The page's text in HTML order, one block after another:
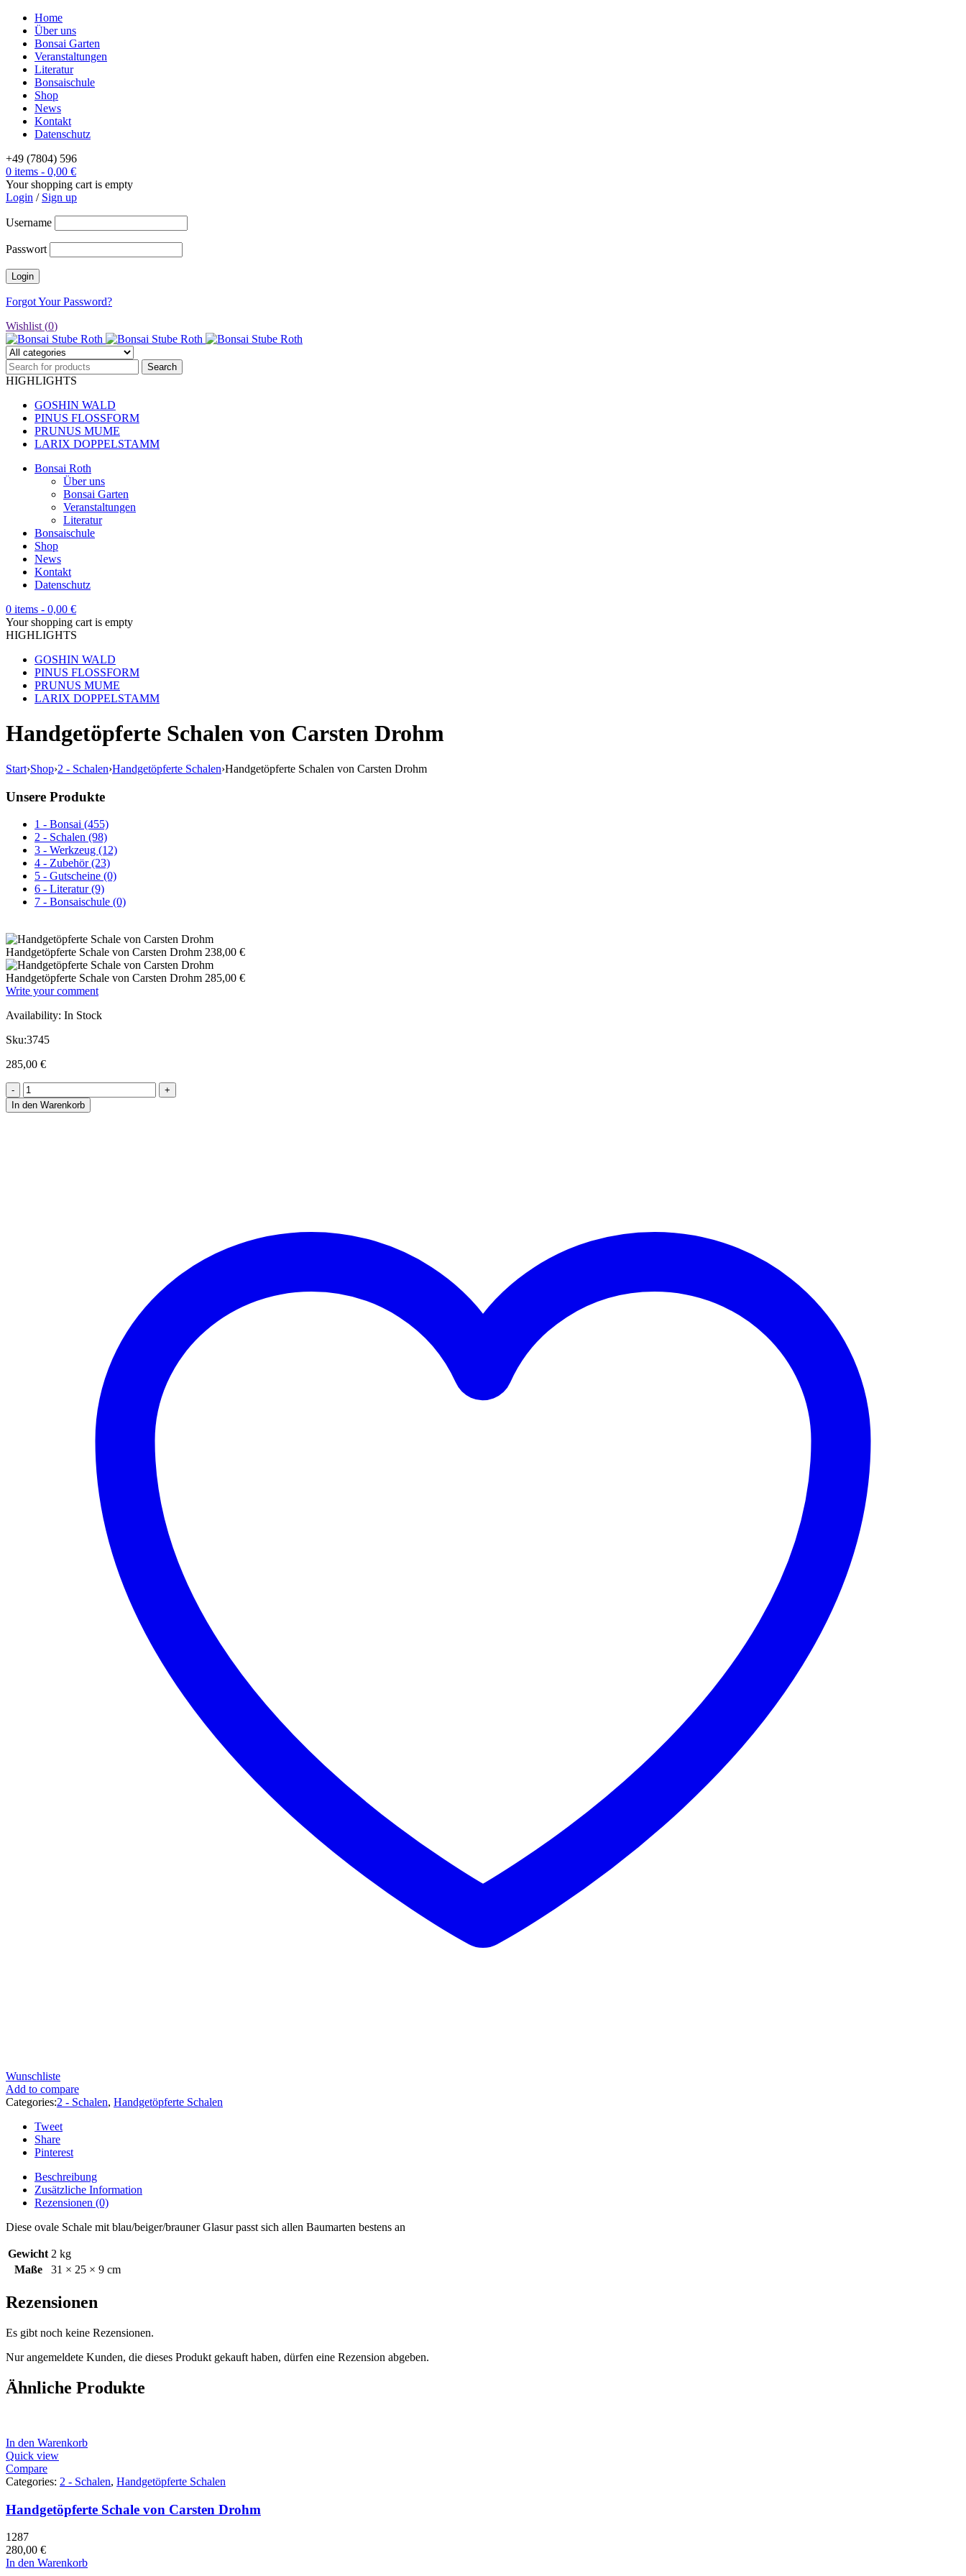
Home
Über uns
Bonsai Garten
Veranstaltungen
Literatur
Bonsaischule
Shop
News
Kontakt
Datenschutz
+49 (7804) 596
0 items - 0,00 €
Your shopping cart is empty
Login / Sign up
Username
Passwort
Forgot Your Password?
Wishlist (0)
HIGHLIGHTS
GOSHIN WALD
PINUS FLOSSFORM
PRUNUS MUME
LARIX DOPPELSTAMM
Bonsai Roth
Über uns
Bonsai Garten
Veranstaltungen
Literatur
Bonsaischule
Shop
News
Kontakt
Datenschutz
0 items - 0,00 €
Your shopping cart is empty
HIGHLIGHTS
GOSHIN WALD
PINUS FLOSSFORM
PRUNUS MUME
LARIX DOPPELSTAMM
Handgetöpferte Schalen von Carsten Drohm
Start›Shop›2 - Schalen›Handgetöpferte Schalen›Handgetöpferte Schalen von Carsten Drohm
Unsere Produkte
1 - Bonsai (455)
2 - Schalen (98)
3 - Werkzeug (12)
4 - Zubehör (23)
5 - Gutscheine (0)
6 - Literatur (9)
7 - Bonsaischule (0)
Handgetöpferte Schale von Carsten Drohm 238,00 €
Handgetöpferte Schale von Carsten Drohm 285,00 €
Write your comment
Availability: In Stock
Sku:3745
285,00 €
In den Warenkorb
Wunschliste
Add to compare
Categories:2 - Schalen, Handgetöpferte Schalen
Tweet
Share
Pinterest
Beschreibung
Zusätzliche Information
Rezensionen (0)
Diese ovale Schale mit blau/beiger/brauner Glasur passt sich allen Baumarten bestens an
Gewicht 2 kg
Maße
31 × 25 × 9 cm
Rezensionen
Es gibt noch keine Rezensionen.
Nur angemeldete Kunden, die dieses Produkt gekauft haben, dürfen eine Rezension abgeben.
Ähnliche Produkte
In den Warenkorb
Quick view
Compare
Categories: 2 - Schalen, Handgetöpferte Schalen
Handgetöpferte Schale von Carsten Drohm
1287
280,00 €
In den Warenkorb